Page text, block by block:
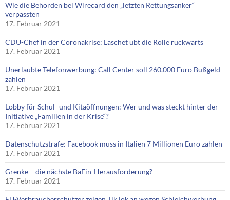
Wie die Behörden bei Wirecard den „letzten Rettungsanker“
verpassten
17. Februar 2021
CDU-Chef in der Coronakrise: Laschet übt die Rolle rückwärts
17. Februar 2021
Unerlaubte Telefonwerbung: Call Center soll 260.000 Euro Bußgeld
zahlen
17. Februar 2021
Lobby für Schul- und Kitaöffnungen: Wer und was steckt hinter der
Initiative „Familien in der Krise“?
17. Februar 2021
Datenschutzstrafe: Facebook muss in Italien 7 Millionen Euro zahlen
17. Februar 2021
Grenke – die nächste BaFin-Herausforderung?
17. Februar 2021